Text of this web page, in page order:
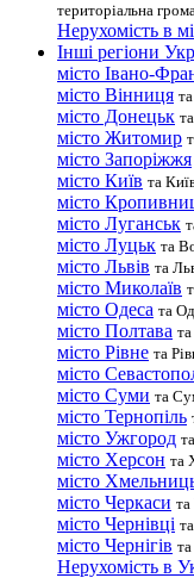
територіальна
Нерухомість в
Інші регіони
місто Івано-
місто Вінниця
місто Донецьк
місто Житомир
місто Запоріжжя
місто Київ та
місто
місто Луганськ
місто Луцьк та
місто Львів та
місто Миколаїв
місто Одеса та
місто Полтава
місто Рівне та
місто
місто Суми та
місто Тернопіль
місто Ужгород
місто Херсон та
місто
місто Черкаси та
місто Чернівці
місто Чернігів
Нерухомість в